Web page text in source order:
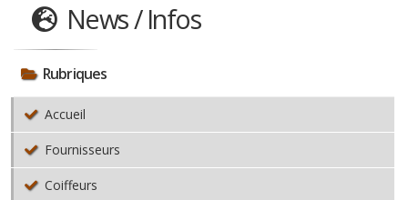
News / Infos
Rubriques
Accueil
Fournisseurs
Coiffeurs